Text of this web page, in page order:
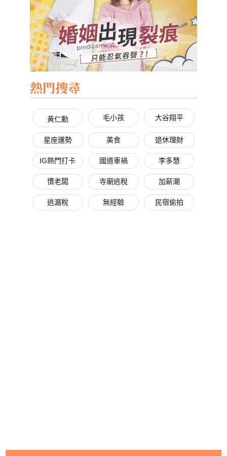
熱門搜尋
黃仁勳 毛小孩 大谷翔平
星座運勢 美食 退休理財
IG熱門打卡 國道車禍 李多慧
慣老闆 寺廟逃稅 加薪潮
逃漏稅 無經驗 民宿偷拍